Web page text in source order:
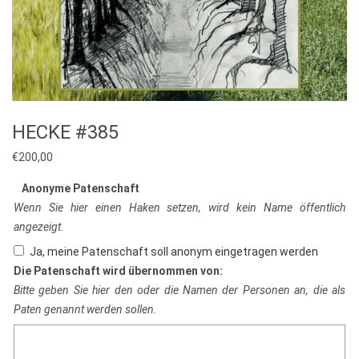
HECKE #385
€200,00
Anonyme Patenschaft
Wenn Sie hier einen Haken setzen, wird kein Name öffentlich
angezeigt.
Ja, meine Patenschaft soll anonym eingetragen werden
Die Patenschaft wird übernommen von:
Bitte geben Sie hier den oder die Namen der Personen an, die als
Paten genannt werden sollen.